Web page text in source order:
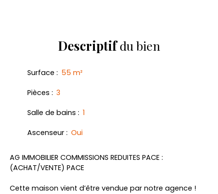
Descriptifdu bien
Surface : 55 m²
Pièces : 3
Salle de bains : 1
Ascenseur : Oui
AG IMMOBILIER COMMISSIONS REDUITES PACE :
(ACHAT/VENTE) PACE
Cette maison vient d’être vendue par notre agence !